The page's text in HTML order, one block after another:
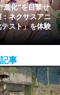
進化”を目撃せ
ネクサスアニ
スト」を体験
事